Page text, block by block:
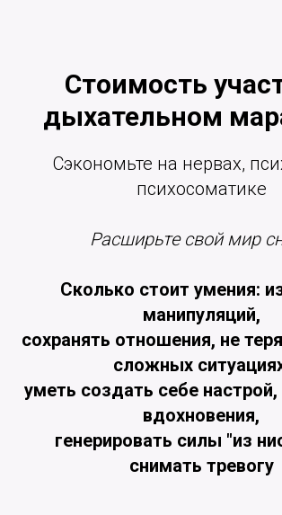
Стоимость
дыхательном
Сэкономьте на нервах,
психосоматике
Расширьте свой мир
Сколько стоит умения:
манипуляций,
сохранять отношения, не
сложных
уметь создать себе
вдохновения,
генерировать силы "из
снимать тревогу